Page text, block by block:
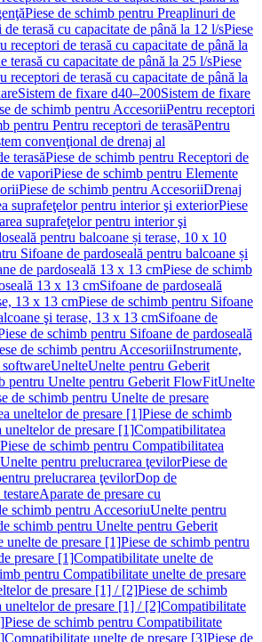
Piese de schimb pentru Preaplinuri de
terasă cu capacitate de până la 12 l/sPiese
receptori de terasă cu capacitate de până la
terasă cu capacitate de până la 25 l/sPiese
receptori de terasă cu capacitate de până la
Sistem de fixare d40–200Sistem de fixare
de schimb pentru AccesoriiPentru receptori
pentru Pentru receptori de terasăPentru
convenţional de drenaj al
terasăPiese de schimb pentru Receptori de
vaporiPiese de schimb pentru Elemente
Piese de schimb pentru AccesoriiDrenaj
suprafeţelor pentru interior şi exteriorPiese
suprafeţelor pentru interior şi
pentru balcoane și terase, 10 x 10
Sifoane de pardoseală pentru balcoane și
de pardoseală 13 x 13 cmPiese de schimb
13 x 13 cmSifoane de pardoseală
13 x 13 cmPiese de schimb pentru Sifoane
şi terase, 13 x 13 cmSifoane de
de schimb pentru Sifoane de pardoseală
de schimb pentru AccesoriiInstrumente,
softwareUnelteUnelte pentru Geberit
pentru Unelte pentru Geberit FlowFitUnelte
de schimb pentru Unelte de presare
uneltelor de presare [1]Piese de schimb
de presare [1]Compatibilitatea
Piese de schimb pentru Compatibilitatea
Unelte pentru prelucrarea ţevilorPiese de
prelucrarea ţevilorDop de
Aparate de presare cu
schimb pentru AccesoriuUnelte pentru
schimb pentru Unelte pentru Geberit
unelte de presare [1]Piese de schimb pentru
presare [1]Compatibilitate unelte de
pentru Compatibilitate unelte de presare
de presare [1] / [2]Piese de schimb
de presare [1] / [2]Compatibilitate
Piese de schimb pentru Compatibilitate
Compatibilitate unelte de presare [3]Piese de